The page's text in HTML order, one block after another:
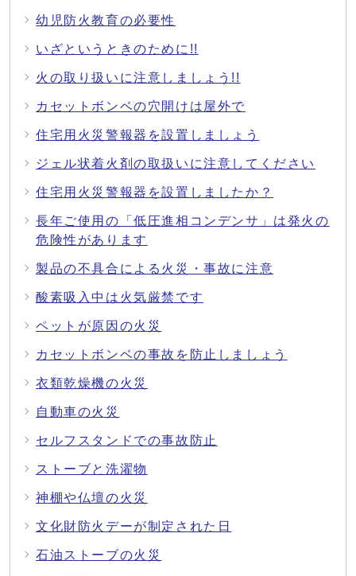
幼児防火教育の必要性
いざというときのために!!
火の取り扱いに注意しましょう!!
カセットボンベの穴開けは屋外で
住宅用火災警報器を設置しましょう
ジェル状着火剤の取扱いに注意してください
住宅用火災警報器を設置しましたか？
長年ご使用の「低圧進相コンデンサ」は発火の
危険性があります
製品の不具合による火災・事故に注意
酸素吸入中は火気厳禁です
ペットが原因の火災
カセットボンベの事故を防止しましょう
衣類乾燥機の火災
自動車の火災
セルフスタンドでの事故防止
ストーブと洗濯物
神棚や仏壇の火災
文化財防火デーが制定された日
石油ストーブの火災